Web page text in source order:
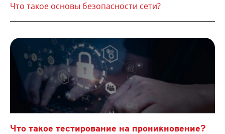
Что такое основы безопасности сети?
Что такое тестирование на проникновение?